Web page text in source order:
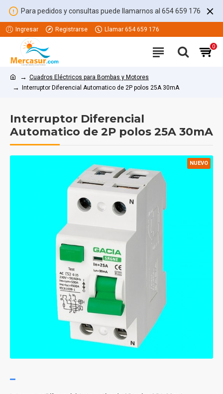
Para pedidos y consultas puede llamarnos al 654 659 176
Ingresar Registrarse Llamar 654 659 176
0
Cuadros Eléctricos para Bombas y Motores
Interruptor Diferencial Automatico de 2P polos 25A 30mA
Interruptor Diferencial
Automatico de 2P polos 25A 30mA
NUEVO